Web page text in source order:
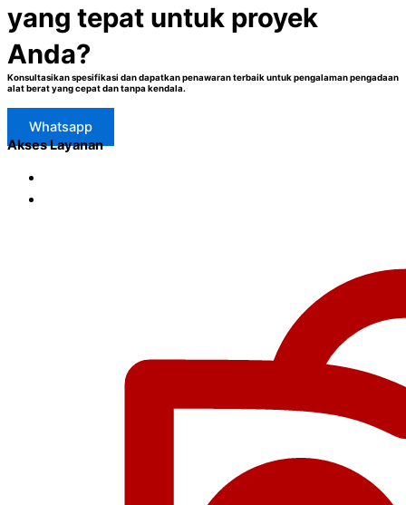
yang tepat untuk proyek
Anda?
Konsultasikan spesifikasi dan dapatkan penawaran terbaik untuk pengalaman pengadaan
alat berat yang cepat dan tanpa kendala.
Whatsapp
Akses Layanan